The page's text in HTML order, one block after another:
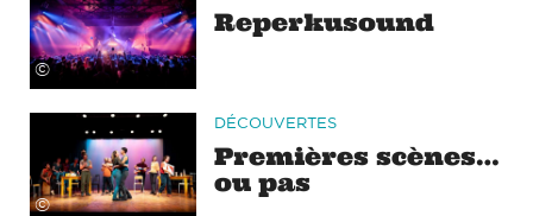
©
Reperkusound
©
DÉCOUVERTES
Premières scènes…
ou pas